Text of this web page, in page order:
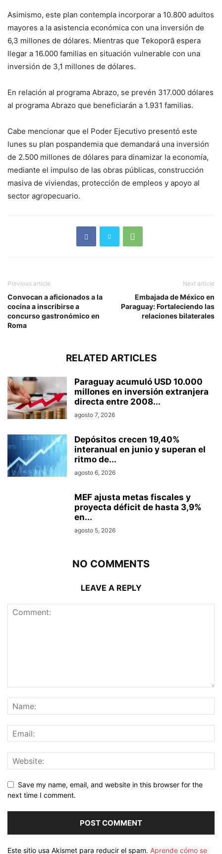
Asimismo, este plan contempla incorporar a 10.800 adultos
mayores a la asistencia económica con una inversión de
6,3 millones de dólares. Mientras que Tekoporã espera
llegar a 16.000 familias en situación vulnerable con una
inversión de 3,1 millones de dólares.
En relación al programa Abrazo, se prevén 317.000 dólares
al programa Abrazo que beneficiarán a 1.931 familias.
Cabe mencionar que el Poder Ejecutivo presentó este
lunes su plan pospandemia que demandará una inversión
de 2.500 millones de dólares para dinamizar la economía,
mediante el impulso de las obras públicas, construcción
masiva de viviendas, protección de empleos y apoyo al
sector agropecuario.
Previous article
Convocan a aficionados a la
cocina a inscribirse a
concurso gastronómico en
Roma
Next article
Embajada de México en
Paraguay: Fortaleciendo las
relaciones bilaterales
RELATED ARTICLES
Paraguay acumuló USD 10.000
millones en inversión extranjera
directa entre 2008...
agosto 7, 2026
Depósitos crecen 19,40%
interanual en junio y superan el
ritmo de...
agosto 6, 2026
MEF ajusta metas fiscales y
proyecta déficit de hasta 3,9%
en...
agosto 5, 2026
NO COMMENTS
LEAVE A REPLY
Save my name, email, and website in this browser for the
next time I comment.
Este sitio usa Akismet para reducir el spam. Aprende cómo se